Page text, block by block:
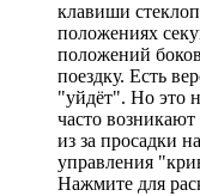
клавиши
положениях
положений
поездку. Есть
"уйдёт". Но это
часто
из за просадки
управления
Нажмите для